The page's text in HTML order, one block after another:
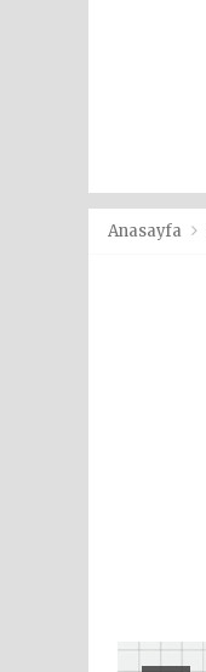
Anasayfa